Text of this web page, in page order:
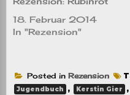
18. Februar 2014
In "Rezension"
Posted in Rezension
Jugendbuch , Kerstin Gier ,